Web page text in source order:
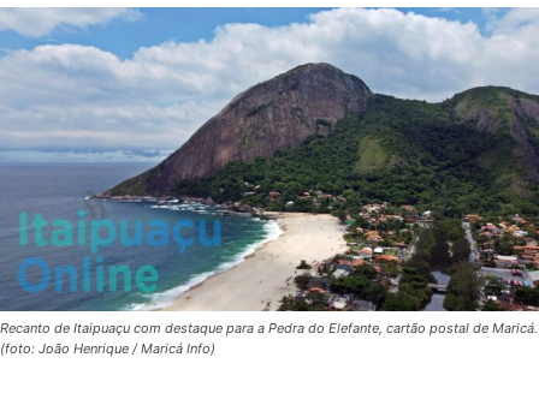
Recanto de Itaipuaçu com destaque para a Pedra do Elefante, cartão postal de Maricá.
(foto: João Henrique / Maricá Info)